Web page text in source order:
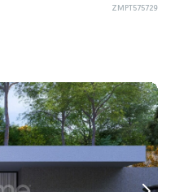
ZMPT575729